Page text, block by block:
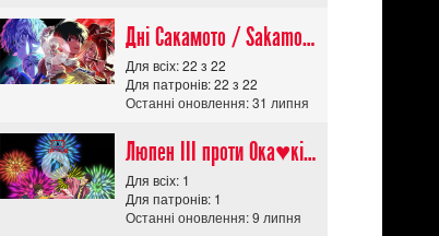
Дні Сакамото / Sakamoto Days (Сезон 1)
Для всіх: 22 з 22
Для патронів: 22 з 22
Останні оновлення: 31 липня
Люпен ІІІ проти Ока♥кішки / Lupin III vs Cats Eye Movie
Для всіх: 1
Для патронів: 1
Останні оновлення: 9 липня